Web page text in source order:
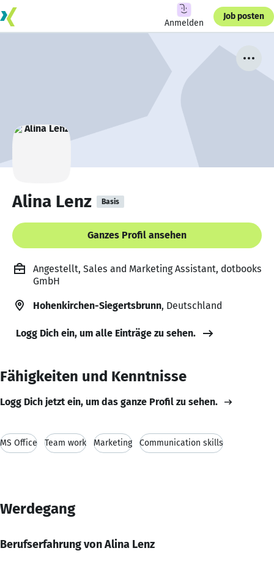
Anmelden
Job posten
Alina Lenz Basis
Ganzes Profil ansehen
Angestellt, Sales and Marketing Assistant, dotbooks
GmbH
Hohenkirchen-Siegertsbrunn, Deutschland
Logg Dich ein, um alle Einträge zu sehen.
Fähigkeiten und Kenntnisse
Logg Dich jetzt ein, um das ganze Profil zu sehen.
MS Office Team work Marketing Communication skills
Werdegang
Berufserfahrung von Alina Lenz